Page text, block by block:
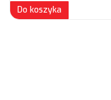
Do koszyka